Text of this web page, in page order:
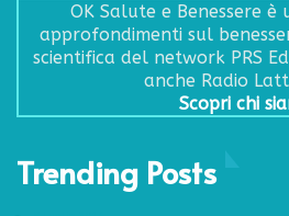
OK Salute e Benessere è
approfondimenti sul
scientifica del network PRS
anche Radio
Scopri chi
Trending Posts